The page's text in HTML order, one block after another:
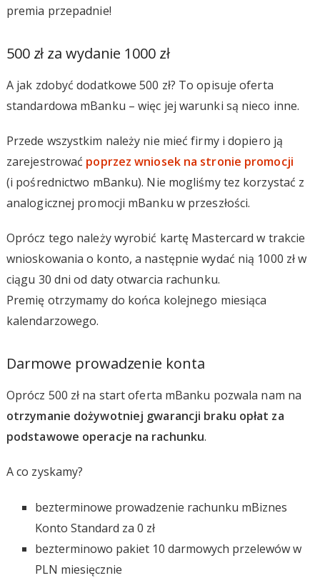
premia przepadnie!
500 zł za wydanie 1000 zł
A jak zdobyć dodatkowe 500 zł? To opisuje oferta
standardowa mBanku – więc jej warunki są nieco inne.
Przede wszystkim należy nie mieć firmy i dopiero ją
zarejestrować poprzez wniosek na stronie promocji
(i pośrednictwo mBanku). Nie mogliśmy tez korzystać z
analogicznej promocji mBanku w przeszłości.
Oprócz tego należy wyrobić kartę Mastercard w trakcie
wnioskowania o konto, a następnie wydać nią 1000 zł w
ciągu 30 dni od daty otwarcia rachunku.
Premię otrzymamy do końca kolejnego miesiąca
kalendarzowego.
Darmowe prowadzenie konta
Oprócz 500 zł na start oferta mBanku pozwala nam na
otrzymanie dożywotniej gwarancji braku opłat za
podstawowe operacje na rachunku.
A co zyskamy?
bezterminowe prowadzenie rachunku mBiznes
Konto Standard za 0 zł
bezterminowo pakiet 10 darmowych przelewów w
PLN miesięcznie